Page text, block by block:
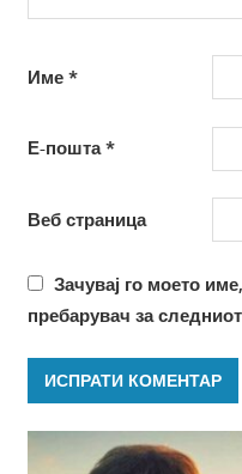
Име *
Е-пошта*
Веб страница
Зачувај го моето
пребарувач за